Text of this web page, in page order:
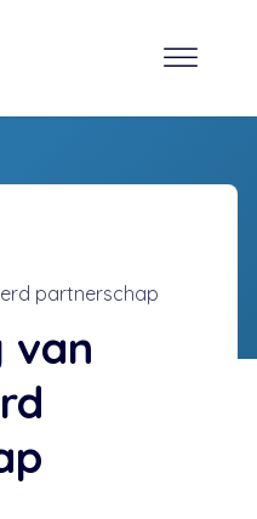
partnerschap
van